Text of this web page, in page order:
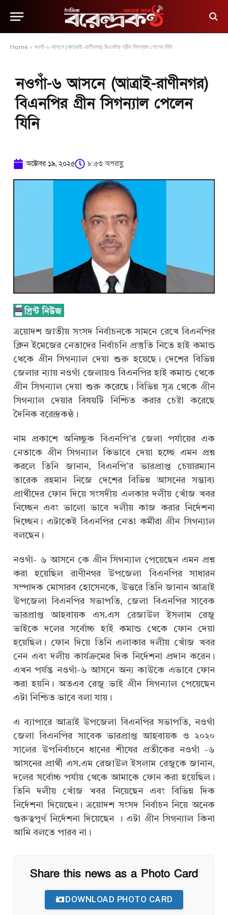
Home » নওগাঁ-৬ আসনে (আত্রাই-রাণীনগর) বিএনপির গ্রীন সিগন্যাল পেলেন যিনি
নওগাঁ-৬ আসনে (আত্রাই-রাণীনগর)
বিএনপির গ্রীন সিগন্যাল পেলেন
যিনি
অক্টোবর ১৯, ২০২৫ ৮:৫৩ অপরাহ্ণ
ত্রয়োদশ জাতীয় সংসদ নির্বাচনকে সামনে রেখে বিএনপির
ক্লিন ইমেজের নেতাদের নির্বাচনি প্রস্তুতি নিতে হাই কমান্ড
থেকে গ্রীন সিগন্যাল দেয়া শুরু হয়েছে। দেশের বিভিন্ন
জেলার ন্যায় নওগাঁ জেলায়ও বিএনপির হাই কমান্ড থেকে
গ্রীন সিগন্যাল দেয়া শুরু করেছে। বিভিন্ন সূত্র থেকে গ্রীন
সিগন্যাল দেয়ার বিষয়টি নিশ্চিত করার চেষ্টা করেছে
দৈনিক বরেন্দ্রকণ্ঠ।
নাম প্রকাশে অনিচ্ছুক বিএনপি’র জেলা পর্যায়ের এক
নেতাকে গ্রীন সিগন্যাল কিভাবে দেয়া হচ্ছে এমন প্রশ্ন
করলে তিনি জানান, বিএনপি’র ভারপ্রাপ্ত চেয়ারম্যান
তারেক রহমান নিজে দেশের বিভিন্ন আসনের সম্ভাব্য
প্রার্থীদের ফোন দিয়ে সংসদীয় এলকার দলীয় খোঁজ খবর
নিচ্ছেন এবং ভালো ভাবে দলীয় কাজ করার নির্দেশনা
দিচ্ছেন। এটাকেই বিএনপির নেতা কর্মীরা গ্রীন সিগন্যাল
বলছেন।
নওগাঁ- ৬ আসনে কে গ্রীন সিগন্যাল পেয়েছেন এমন প্রশ্ন
করা হয়েছিল রাণীনগর উপজেলা বিএনপির সাধারন
সম্পাদক মোসারব হোসেনকে, উত্তরে তিনি জানান আত্রাই
উপজেলা বিএনপির সভাপতি, জেলা বিএনপির সাবেক
ভারপ্রাপ্ত আহবায়ক এস.এস রেজাউল ইসলাম রেজু
ভাইকে দলের সর্বোচ্চ হাই কমান্ড থেকে ফোন দেয়া
হয়েছিল। ফোন দিয়ে তিনি এলাকার দলীয় খোঁজ খবর
নেন এবং দলীয় কার্যক্রমের দিক নির্দেশনা প্রদান করেন।
এখন পর্যন্ত নওগাঁ-৬ আসনে অন্য কাউকে এভাবে ফোন
করা হয়নি। অতএব রেজু ভাই গ্রীন সিগন্যাল পেয়েছেন
এটা নিশ্চিত ভাবে বলা যায়।
এ ব্যাপারে আত্রাই উপজেলা বিএনপির সভাপতি, নওগাঁ
জেলা বিএনপির সাবেক ভারপ্রাপ্ত আহবায়ক ও ২০২০
সালের উপনির্বাচনে ধানের শীষের প্রতীকের নওগাঁ -৬
আসনের প্রার্থী এস.এম রেজাউল ইসলাম রেজুকে জানান,
দলের সর্বোচ্চ পর্যায় থেকে আমাকে ফোন করা হয়েছিল।
তিনি দলীয় খোঁজ খবর নিয়েছেন এবং বিভিন্ন দিক
নির্দেশনা দিয়েছেন। ত্রয়োদশ সংসদ নির্বাচন নিয়ে অনেক
গুরুত্বপূর্ণ নির্দেশনা দিয়েছেন । এটা গ্রীন সিগন্যাল কিনা
আমি বলতে পারব না।
Share this news as a Photo Card
DOWNLOAD PHOTO CARD